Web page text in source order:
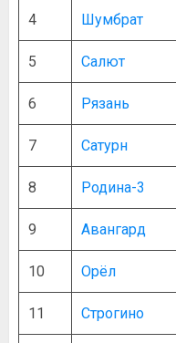
4 Шумбрат
5 Салют
6 Рязань
7 Сатурн
8 Родина-3
9 Авангард
10 Орёл
11 Строгино